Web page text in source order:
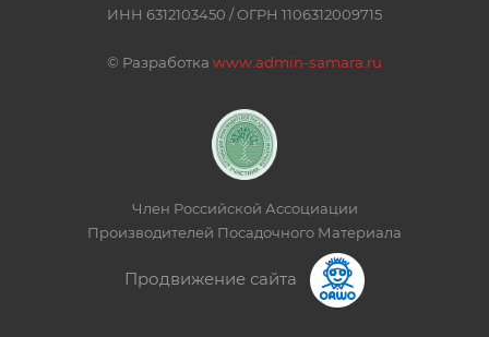
ИНН 6312103450 / ОГРН 1106312009715
© Разработка www.admin-samara.ru
Член Российской Ассоциации
Производителей Посадочного Материала
Продвижение сайта